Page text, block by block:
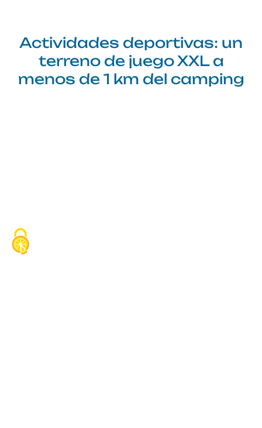
Actividades deportivas: un
terreno de juego XXL a
menos de 1 km del camping